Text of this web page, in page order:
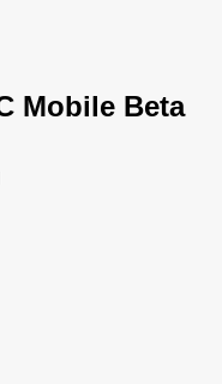
Mobile Beta